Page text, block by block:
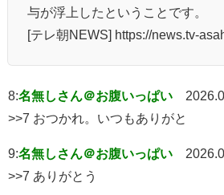
与が浮上したということです。
[テレ朝NEWS] https://news.tv-
8:名無しさん＠お腹いっぱい
>>7 おつかれ。いつもありがと
9:名無しさん＠お腹いっぱい
>>7 ありがとう